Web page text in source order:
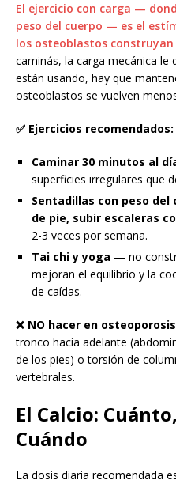
El ejercicio con carga —
peso del cuerpo — es el
los osteoblastos construyan
caminás, la carga mecánica le
están usando, hay que
osteoblastos se vuelven
✅ Ejercicios recomendados:
Caminar 30 minutos al
superficies irregulares que
Sentadillas con peso del
de pie, subir escaleras
2-3 veces por semana.
Tai chi y yoga — no
mejoran el equilibrio y la
de caídas.
❌ NO hacer en
tronco hacia adelante
de los pies) o torsión de
vertebrales.
El Calcio:
Cuándo
La dosis diaria recomendada